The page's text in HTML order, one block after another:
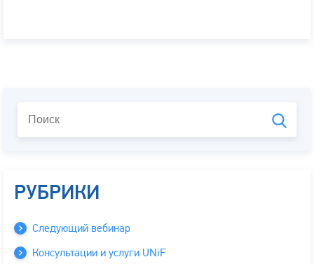
РУБРИКИ
Следующий вебинар
Консультации и услуги UNiF